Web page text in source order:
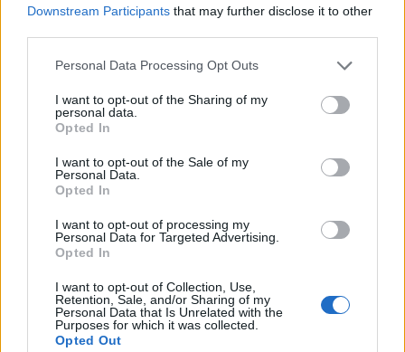
Downstream Participants that may further disclose it to other
Please note that this website/app uses one or more Google
not limited to your visit or usage behaviour. You may click to
grant or deny consent to Google and its third-party tags to
use your data for below specified purposes in below Google
consent section.
Personal Data Processing Opt Outs
I want to opt-out of the Sharing of my
personal data.
Opted In
I want to opt-out of the Sale of my
Personal Data.
Opted In
I want to opt-out of processing my
Personal Data for Targeted Advertising.
Opted In
I want to opt-out of Collection, Use,
Retention, Sale, and/or Sharing of my
Personal Data that Is Unrelated with the
Purposes for which it was collected.
Opted Out
“Sul filo del discorso”: sold out ad Olbia per il
reading su Atzeni
La Maddalena, festa per i 30 anni del Diving
Esce di strada con l’auto ad Arzachena: ferito il
conducente